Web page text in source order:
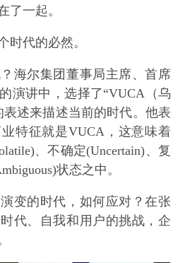
了一起。
时代的必然。
海尔集团董事局主席、首席
演讲中，选择了“VUCA（乌
述来描述当前的时代。他表
特征就是VUCA，这意味着
、不确定(Uncertain)、复
状态之中。
变的时代，如何应对？在张
代、自我和用户的挑战，企